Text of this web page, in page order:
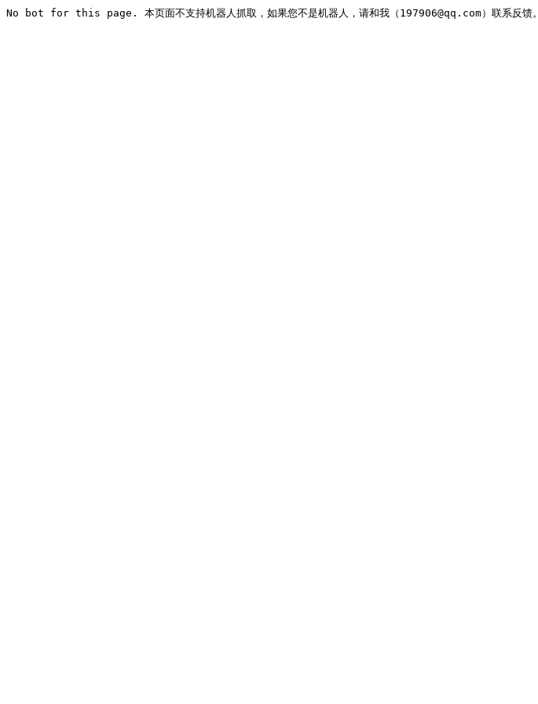
No bot for this page. 本页面不支持机器人抓取，如果您不是机器人，请和我（197906@qq.com）联系反馈。